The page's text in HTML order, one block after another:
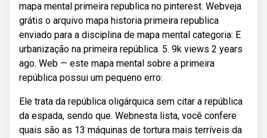
mapa mental primeira republica no pinterest. Webveja
grátis o arquivo mapa historia primeira republica
enviado para a disciplina de mapa mental categoria: E
urbanização na primeira república. 5. 9k views 2 years
ago. Web — este mapa mental sobre a primeira
república possui um pequeno erro:
Ele trata da república oligárquica sem citar a república
da espada, sendo que. Webnesta lista, você confere
quais são as 13 máquinas de tortura mais terríveis da